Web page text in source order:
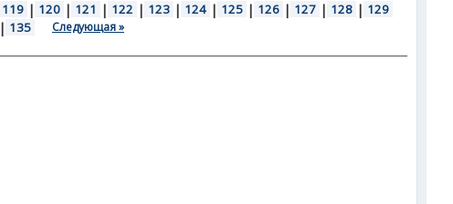
119 | 120 | 121 | 122 | 123 | 124 | 125 | 126 | 127 | 128 | 129
| 135 Следующая »